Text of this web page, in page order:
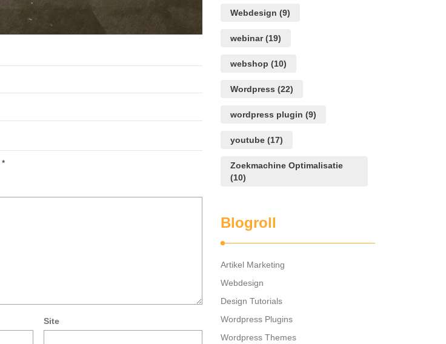
*
Site
Mijn
Webdesign (9)
webinar(19)
webshop (10)
Wordpress (22)
wordpress plugin (9)
youtube (17)
Zoekmachine Optimalisatie
(10)
Blogroll
Artikel Marketing
Webdesign
Design Tutorials
Wordpress Plugins
Wordpress Themes